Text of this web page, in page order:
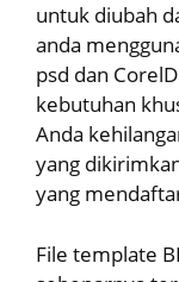
untuk diubah
anda
psd dan
kebutuhan
Anda
yang
yang
File template